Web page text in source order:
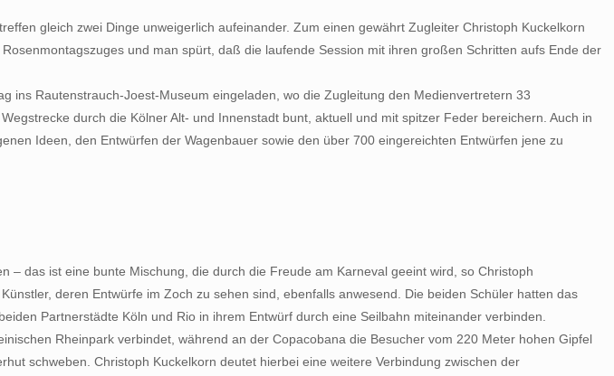
treffen gleich zwei Dinge unweigerlich aufeinander. Zum einen gewährt Zugleiter Christoph Kuckelkorn
und man spürt, daß die laufende Session mit ihren großen Schritten aufs Ende der
ins Rautenstrauch-Joest-Museum eingeladen, wo die Zugleitung den Medienvertretern 33
durch die Kölner Alt- und Innenstadt bunt, aktuell und mit spitzer Feder bereichern. Auch in
Ideen, den Entwürfen der Wagenbauer sowie den über 700 eingereichten Entwürfen jene zu
– das ist eine bunte Mischung, die durch die Freude am Karneval geeint wird, so Christoph
deren Entwürfe im Zoch zu sehen sind, ebenfalls anwesend. Die beiden Schüler hatten das
Partnerstädte Köln und Rio in ihrem Entwürf durch eine Seilbahn miteinander verbinden.
Rheinpark verbindet, während an der Copacobana die Besucher vom 220 Meter hohen Gipfel
schweben. Christoph Kuckelkorn deutet hierbei eine weitere Verbindung zwischen der